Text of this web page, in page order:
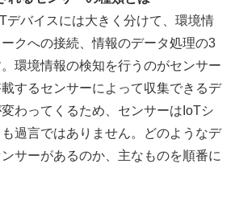
デバイスには大きく分けて、環境情
クへの接続、情報のデータ処理の3
環境情報の検知を行うのがセンサー
するセンサーによって収集できるデ
わってくるため、センサーはIoTシ
過言ではありません。どのようなデ
サーがあるのか、主なものを順番に